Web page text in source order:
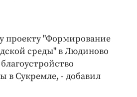
проекту "Формирование
среды" в Людиново
в Сукремле, - добавил